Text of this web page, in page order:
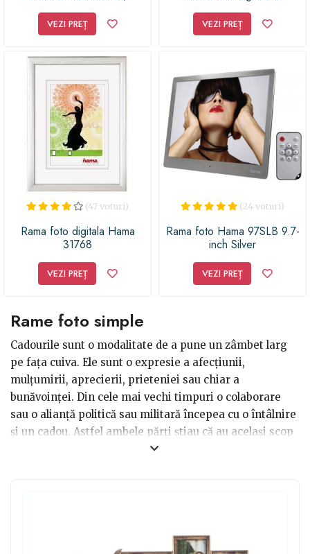
interna 16GB, microUSB,
MicroSD, alb
VEZI PREȚ VEZI PREȚ
(47 voturi)
Rama foto digitala Hama
31768
VEZI PREȚ
(24 voturi)
Rama foto Hama 97SLB 9.7-
inch Silver
VEZI PREȚ
Rame foto simple
Cadourile sunt o modalitate de a pune un zâmbet larg
pe fața cuiva. Ele sunt o expresie a afecțiunii,
mulțumirii, aprecierii, prieteniei sau chiar a
bunăvoinței. Din cele mai vechi timpuri o colaborare
sau o alianță politică sau militară începea cu o întâlnire
și un cadou. Astfel ambele părți știau că au același scop
și aceleași intenții. Este bine să știi că și acum lucrurile